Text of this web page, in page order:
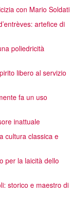
con Mario Soldati
artefice di
poliedricità
libero al servizio
fa un uso
inattuale
cultura classica e
per la laicità dello
storico e maestro di